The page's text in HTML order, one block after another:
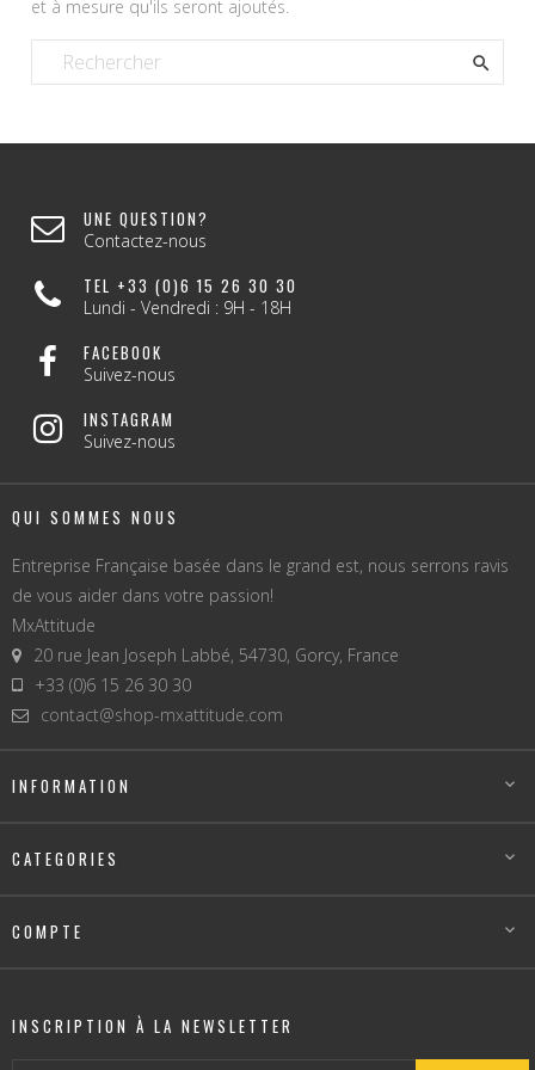
et à mesure qu'ils seront ajoutés.

UNE QUESTION?
Contactez-nous
TEL +33 (0)6 15 26 30 30
Lundi - Vendredi : 9H - 18H
FACEBOOK
Suivez-nous
INSTAGRAM
Suivez-nous
QUI SOMMES NOUS
Entreprise Française basée dans le grand est, nous serrons ravis
de vous aider dans votre passion!
MxAttitude
20 rue Jean Joseph Labbé, 54730, Gorcy, France
+33 (0)6 15 26 30 30
contact@shop-mxattitude.com
INFORMATION 
CATEGORIES 
COMPTE 
INSCRIPTION À LA NEWSLETTER